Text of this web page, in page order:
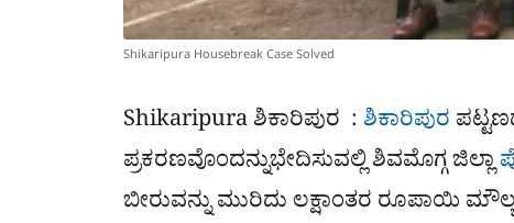
Shikaripura Housebreak Case Solved
Shikaripura ಶಿಕಾರಿಪುರ : ಶಿಕಾರಿಪುರ
ಪ್ರಕರಣವೊಂದನ್ನುಭೇದಿಸುವಲ್ಲಿ ಶಿವಮೊಗ್ಗ ಜಿಲ್ಲಾ
ಬೀರುವನ್ನು ಮುರಿದು ಲಕ್ಷಾಂತರ ರೂಪಾಯಿ